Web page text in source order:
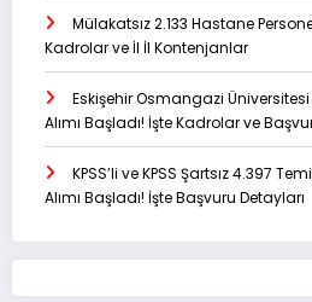
Mülakatsız 2.133 Hastane
Kadrolar ve İl İl Kontenjanlar
Eskişehir Osmangazi
Alımı Başladı! İşte Kadrolar ve
KPSS’li ve KPSS Şartsız 4.397
Alımı Başladı! İşte Başvuru Detayları